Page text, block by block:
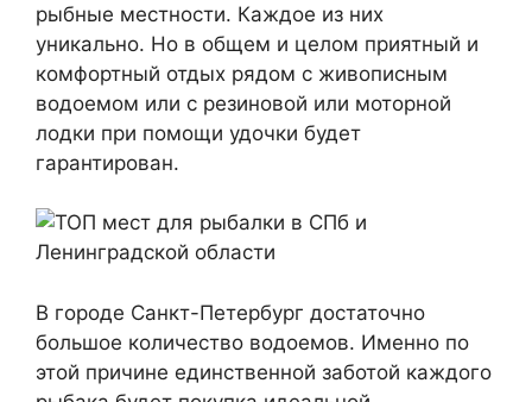
рыбные местности. Каждое из них
уникально. Но в общем и целом приятный и
комфортный отдых рядом с живописным
водоемом или с резиновой или моторной
лодки при помощи удочки будет
гарантирован.
В городе Санкт-Петербург достаточно
большое количество водоемов. Именно по
этой причине единственной заботой каждого